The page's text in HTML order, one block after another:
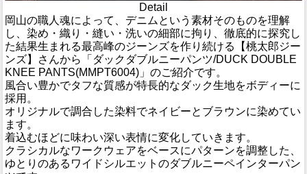
Detail
岡山の職人魂によって、デニムという素材そのものを理解
し、染め・織り・縫い・洗いの細部に拘り、徹底的に探究し
た結果生まれる最高峰のジーンズを作り続ける【桃太郎ジー
ンズ】さんから「ダックダブルニーパンツ/DUCK DOUBLE
KNEE PANTS(MMPT6004)」のご紹介です。
風合い豊かでタフな質感が特長的なダック生地をボディーに
採用。
オリジナルで調合した染料でネイビーとブラウンに染めてい
ます。
着込むほどに味わい深い表情に変化していきます。
クラシカルなワークウェアをベースにパターンを調整した、
ゆとりのあるワイドシルエットのダブルニーペインターパン